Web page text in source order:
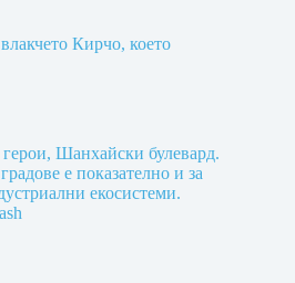
Кирчо, което